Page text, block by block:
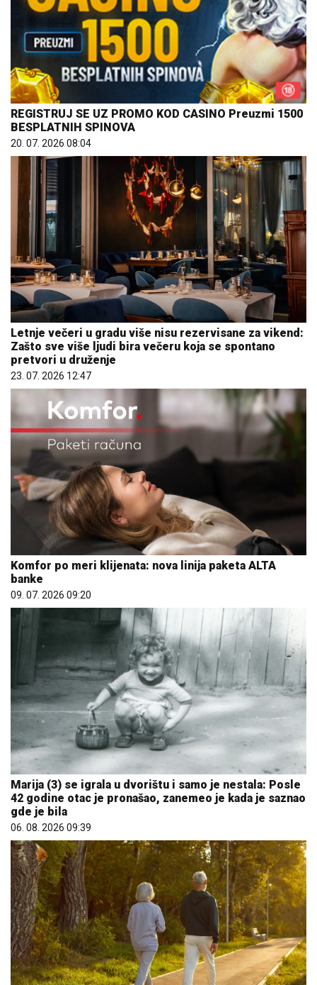
REGISTRUJ SE UZ PROMO KOD CASINO Preuzmi 1500
BESPLATNIH SPINOVA
20. 07. 2026 08:04
Letnje večeri u gradu više nisu rezervisane za vikend:
Zašto sve više ljudi bira večeru koja se spontano
pretvori u druženje
23. 07. 2026 12:47
Komfor po meri klijenata: nova linija paketa ALTA
banke
09. 07. 2026 09:20
Marija (3) se igrala u dvorištu i samo je nestala: Posle
42 godine otac je pronašao, zanemeo je kada je saznao
gde je bila
06. 08. 2026 09:39